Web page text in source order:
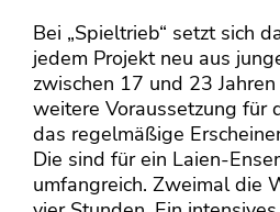
Bei „Spieltrieb“ setzt sich
jedem Projekt neu aus
zwischen 17 und 23
weitere Voraussetzung für
das regelmäßige
Die sind für ein Laien-
umfangreich. Zweimal die